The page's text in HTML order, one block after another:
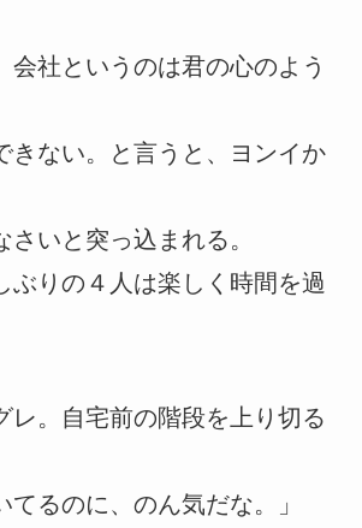
会社というのは君の心のよう
きない。と言うと、ヨンイか
さいと突っ込まれる。
ぶりの４人は楽しく時間を過
レ。自宅前の階段を上り切る
てるのに、のん気だな。」